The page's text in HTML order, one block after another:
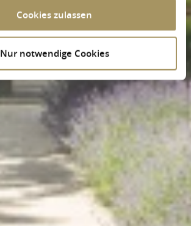
Cookies zulassen
Nur notwendige Cookies